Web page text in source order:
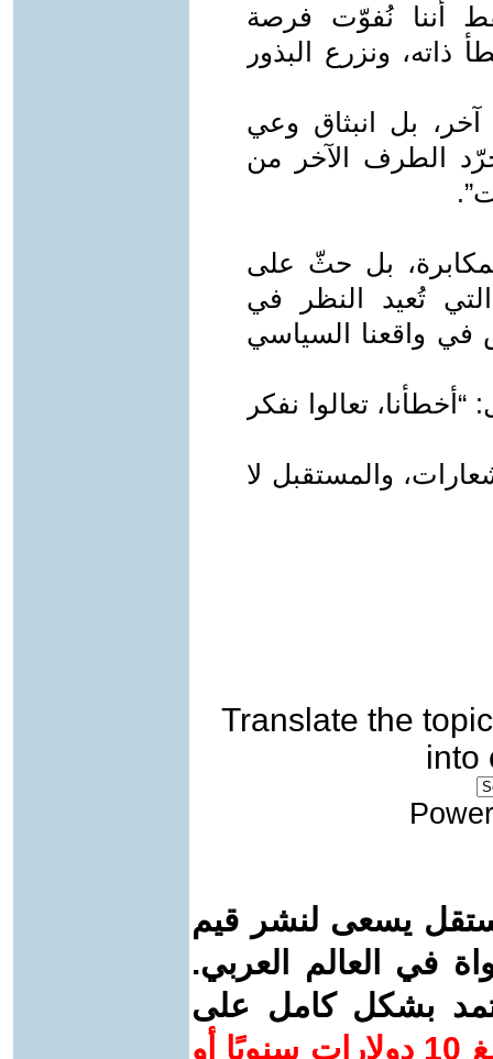
أننا نُفوّت فرصة
ذاته، ونزرع البذور
بل انبثاق وعي
الطرف الآخر من
بل حثّ على
تُعيد النظر في
في واقعنا السياسي
تعالوا نفكر
والمستقبل لا
Translate the topic
into
يسعى لنشر قيم
في العالم العربي.
بشكل كامل على
ساهم/ي معنا! بدعمكم بمبلغ 10 دولارات سنويًا أو